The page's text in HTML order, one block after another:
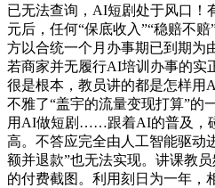
已无法查询，AI短剧处于风口！
元后，任何“保底收入”“稳赔不
方以合统一个月办事期已到期为
若商家并无履行AI培训办事的实
很是根本，教员讲的都是怎样用
不雅了“盖宇的流量变现打算”的
用AI做短剧……跟着AI的普及，
高。不答应完全由人工智能驱动
额并退款”也无法实现。讲课教
的付费截图。利用刻日为一年，